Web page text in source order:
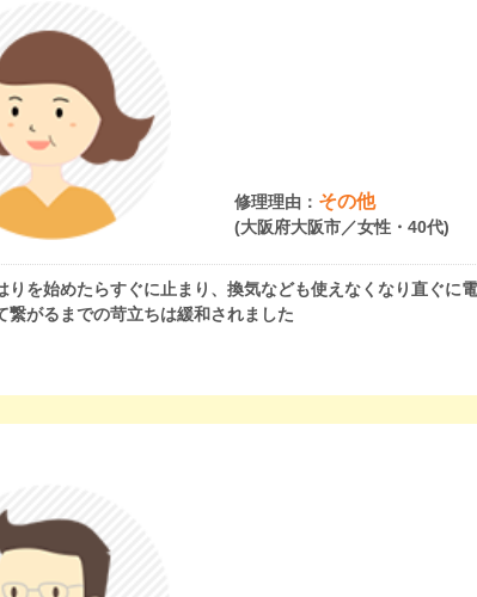
修理理由： その他
(大阪府大阪市／女性・40代)
りを始めたらすぐに止まり、換気なども使えなくなり直ぐ
繋がるまでの苛立ちは緩和されました